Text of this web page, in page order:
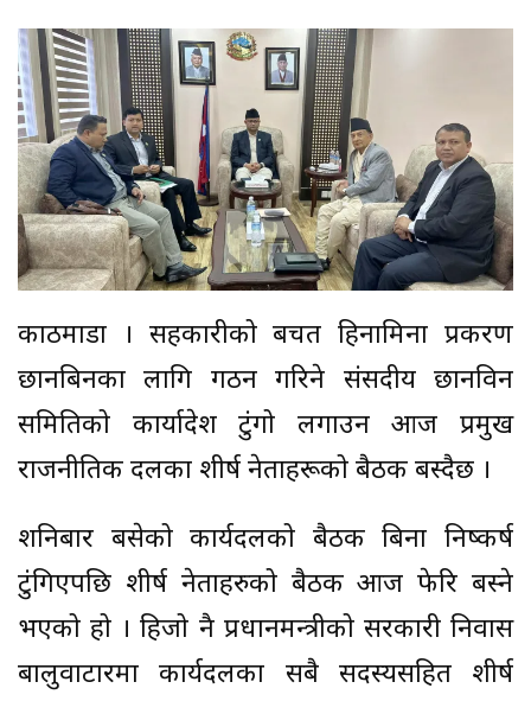
काठमाडौँ । सहकारीको बचत हिनामिना प्रकरण
छानबिनका लागि गठन गरिने संसदीय छानविन
समितिको कार्यादेश टुंगो लगाउन आज प्रमुख
राजनीतिक दलका शीर्ष नेताहरूको बैठक बस्दैछ ।
शनिबार बसेको कार्यदलको बैठक बिना निष्कर्ष
टुंगिएपछि शीर्ष नेताहरुको बैठक आज फेरि बस्ने
भएको हो । हिजो नै प्रधानमन्त्रीको सरकारी निवास
बालुवाटारमा कार्यदलका सबै सदस्यसहित शीर्ष